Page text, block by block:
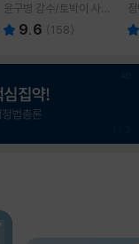
윤구병 감수/토박이 사전
편찬실 편
9.6 (158)